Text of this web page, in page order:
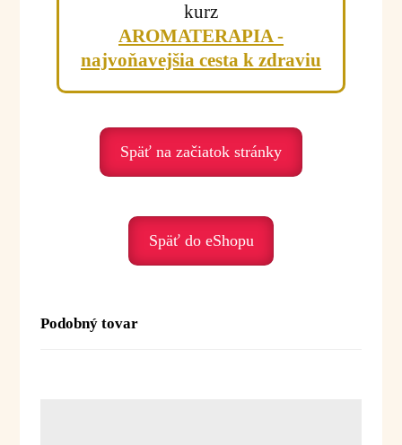
kurz
AROMATERAPIA -
najvoňavejšia cesta k zdraviu
Späť na začiatok stránky
Späť do eShopu
Podobný tovar